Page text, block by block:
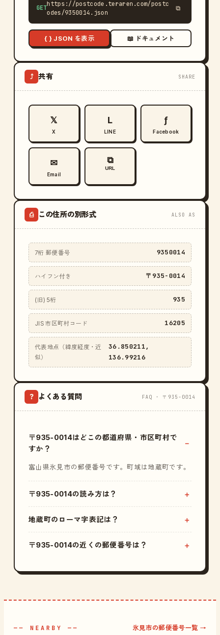
GET
https://postcode.teraren.com/postc
odes/9350014.json
⧉
{ } JSON を表示 📖 ドキュメント
⤴ 共有 SHARE
𝕏
X
L
LINE
ƒ
Facebook
✉
Email
⧉
URL
⎙ この住所の別形式 ALSO AS
7桁 郵便番号 9350014
ハイフン付き 〒935-0014
(旧) 5桁 935
JIS 市区町村コード 16205
代表地点（緯度経度・近
似）
36.850211,
136.99216
? よくある質問 FAQ · 〒935-0014
〒935-0014はどこの都道府県・市区町村で
すか？
富山県氷見市の郵便番号です。町域は地蔵町です。
〒935-0014の読み方は？
地蔵町のローマ字表記は？
〒935-0014の近くの郵便番号は？
—— NEARBY —— 氷見市の郵便番号一覧 →